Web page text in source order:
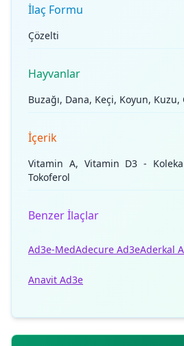
İlaç Formu
Çözelti
Hayvanlar
Buzağı, Dana, Keçi, Koyun, Kuzu,
İçerik
Vitamin A, Vitamin D3 -
Tokoferol
Benzer İlaçlar
Ad3e-MedAdecure Ad3eAderkal
Anavit Ad3e